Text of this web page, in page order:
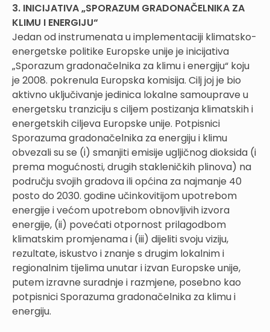
3. INICIJATIVA „SPORAZUM GRADONAČELNIKA ZA
KLIMU I ENERGIJU“
Jedan od instrumenata u implementaciji klimatsko-
energetske politike Europske unije je inicijativa
„Sporazum gradonačelnika za klimu i energiju“ koju
je 2008. pokrenula Europska komisija. Cilj joj je bio
aktivno uključivanje jedinica lokalne samouprave u
energetsku tranziciju s ciljem postizanja klimatskih i
energetskih ciljeva Europske unije. Potpisnici
Sporazuma gradonačelnika za energiju i klimu
obvezali su se (i) smanjiti emisije ugljičnog dioksida (i
prema mogućnosti, drugih stakleničkih plinova) na
području svojih gradova ili općina za najmanje 40
posto do 2030. godine učinkovitijom upotrebom
energije i većom upotrebom obnovljivih izvora
energije, (ii) povećati otpornost prilagodbom
klimatskim promjenama i (iii) dijeliti svoju viziju,
rezultate, iskustvo i znanje s drugim lokalnim i
regionalnim tijelima unutar i izvan Europske unije,
putem izravne suradnje i razmjene, posebno kao
potpisnici Sporazuma gradonačelnika za klimu i
energiju.